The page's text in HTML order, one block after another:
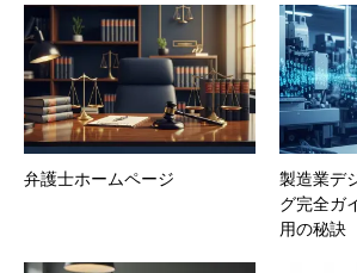
弁護士ホームページ
製造業デ
グ完全ガ
用の秘訣